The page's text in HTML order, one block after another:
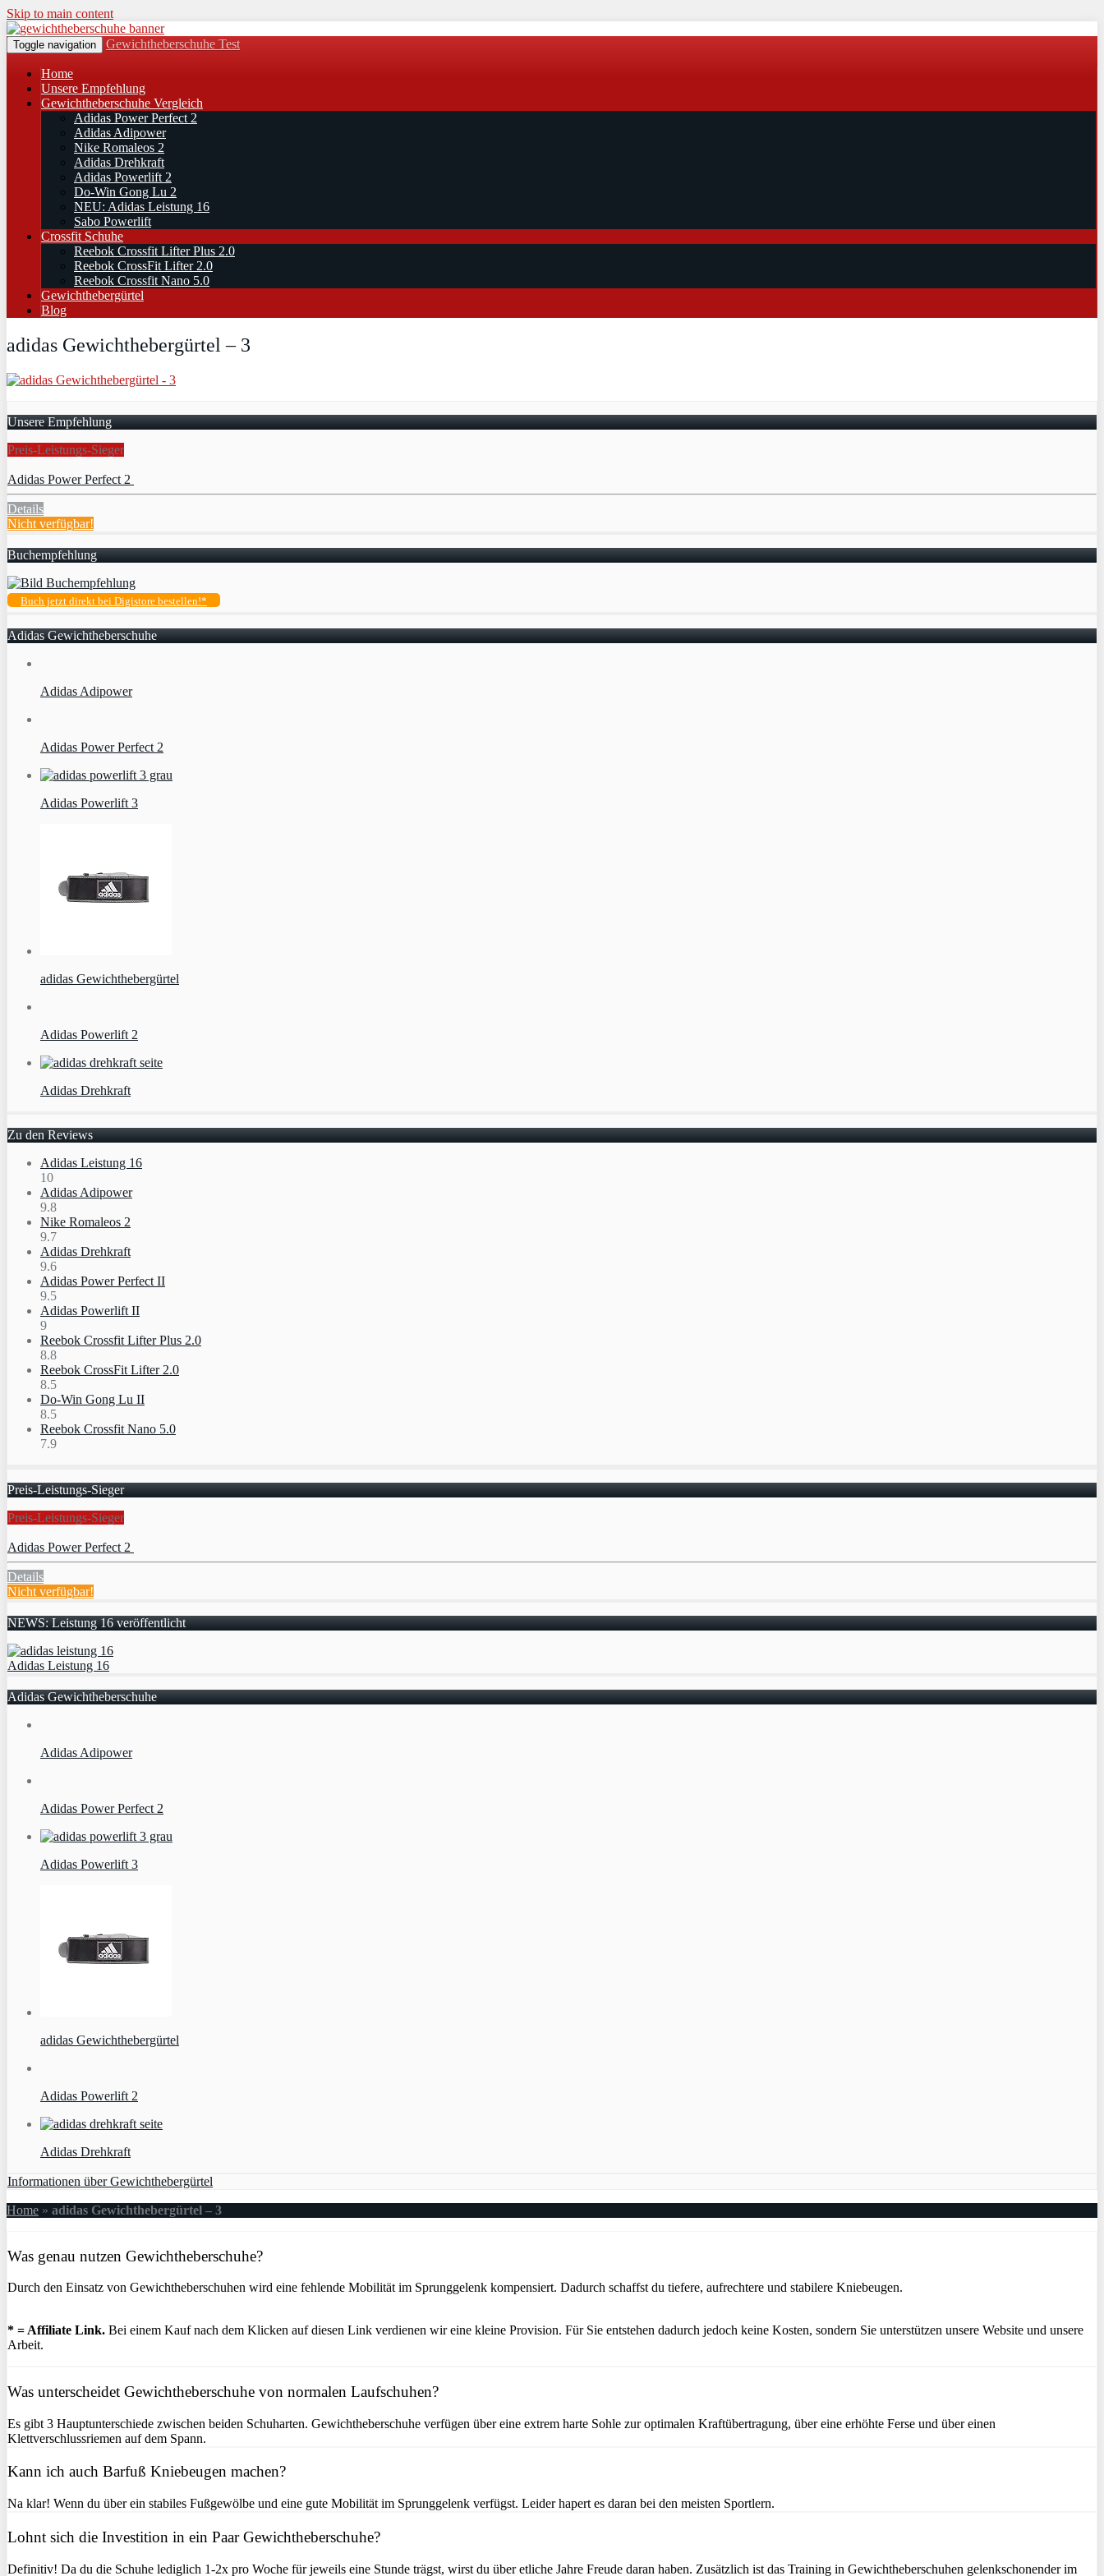
Skip to main content
Toggle navigation Gewichtheberschuhe Test
Home
Unsere Empfehlung
Gewichtheberschuhe Vergleich
Adidas Power Perfect 2
Adidas Adipower
Nike Romaleos 2
Adidas Drehkraft
Adidas Powerlift 2
Do-Win Gong Lu 2
NEU: Adidas Leistung 16
Sabo Powerlift
Crossfit Schuhe
Reebok Crossfit Lifter Plus 2.0
Reebok CrossFit Lifter 2.0
Reebok Crossfit Nano 5.0
Gewichthebergürtel
Blog
adidas Gewichthebergürtel – 3
Unsere Empfehlung
Preis-Leistungs-Sieger
Adidas Power Perfect 2
Details
Nicht verfügbar!
Buchempfehlung
Buch jetzt direkt bei Digistore bestellen!*
Adidas Gewichtheberschuhe
Adidas Adipower
Adidas Power Perfect 2
Adidas Powerlift 3
adidas Gewichthebergürtel
Adidas Powerlift 2
Adidas Drehkraft
Zu den Reviews
Adidas Leistung 16
10
Adidas Adipower
9.8
Nike Romaleos 2
9.7
Adidas Drehkraft
9.6
Adidas Power Perfect II
9.5
Adidas Powerlift II
9
Reebok Crossfit Lifter Plus 2.0
8.8
Reebok CrossFit Lifter 2.0
8.5
Do-Win Gong Lu II
8.5
Reebok Crossfit Nano 5.0
7.9
Preis-Leistungs-Sieger
Preis-Leistungs-Sieger
Adidas Power Perfect 2
Details
Nicht verfügbar!
NEWS: Leistung 16 veröffentlicht
Adidas Leistung 16
Adidas Gewichtheberschuhe
Adidas Adipower
Adidas Power Perfect 2
Adidas Powerlift 3
adidas Gewichthebergürtel
Adidas Powerlift 2
Adidas Drehkraft
Informationen über Gewichthebergürtel
Home » adidas Gewichthebergürtel – 3
Was genau nutzen Gewichtheberschuhe?
Durch den Einsatz von Gewichtheberschuhen wird eine fehlende Mobilität im Sprunggelenk kompensiert. Dadurch schaffst du tiefere, aufrechtere und stabilere Kniebeugen.
* = Affiliate Link. Bei einem Kauf nach dem Klicken auf diesen Link verdienen wir eine kleine Provision. Für Sie entstehen dadurch jedoch keine Kosten, sondern Sie unterstützen unsere Website und unsere
Arbeit.
Was unterscheidet Gewichtheberschuhe von normalen Laufschuhen?
Es gibt 3 Hauptunterschiede zwischen beiden Schuharten. Gewichtheberschuhe verfügen über eine extrem harte Sohle zur optimalen Kraftübertragung, über eine erhöhte Ferse und über einen
Klettverschlussriemen auf dem Spann.
Kann ich auch Barfuß Kniebeugen machen?
Na klar! Wenn du über ein stabiles Fußgewölbe und eine gute Mobilität im Sprunggelenk verfügst. Leider hapert es daran bei den meisten Sportlern.
Lohnt sich die Investition in ein Paar Gewichtheberschuhe?
Definitiv! Da du die Schuhe lediglich 1-2x pro Woche für jeweils eine Stunde trägst, wirst du über etliche Jahre Freude daran haben. Zusätzlich ist das Training in Gewichtheberschuhen gelenkschonender im